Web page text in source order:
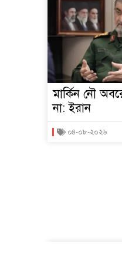
মার্কিন নৌ
না: ইরান
০৪-০৮-২০২৬